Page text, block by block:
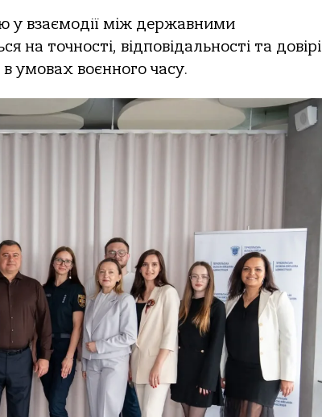
у взаємодії між державними
на точності, відповідальності та довірі
умовах воєнного часу.